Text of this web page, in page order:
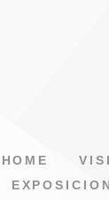
HOME